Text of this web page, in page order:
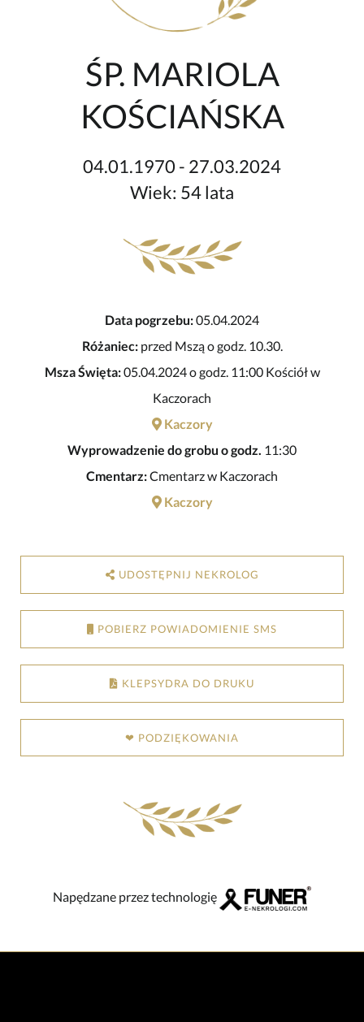
ŚP. MARIOLA
KOŚCIAŃSKA
04.01.1970 - 27.03.2024
Wiek: 54 lata
Data pogrzebu:05.04.2024
Różaniec:przed Mszą o godz. 10.30.
Msza Święta:05.04.2024 o godz. 11:00 Kościół w
Kaczorach
Kaczory
Wyprowadzenie do grobu o godz. 11:30
Cmentarz:Cmentarz w Kaczorach
Kaczory
UDOSTĘPNIJ NEKROLOG
POBIERZ POWIADOMIENIE SMS
KLEPSYDRA DO DRUKU
❤ PODZIĘKOWANIA
Napędzane przez technologię